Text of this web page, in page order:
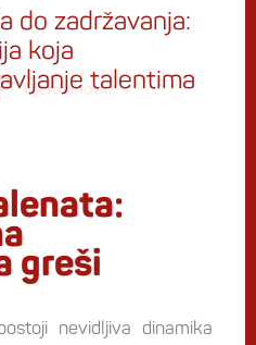
do zadržavanja:
koja
talentima
greši
nevidljiva dinamika